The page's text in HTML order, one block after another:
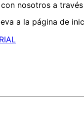
nosotros a
a la página de